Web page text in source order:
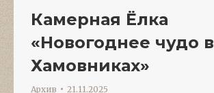
Камерная Ёлка
«Новогоднее чудо в
Хамовниках»
Архив 21.11.2025